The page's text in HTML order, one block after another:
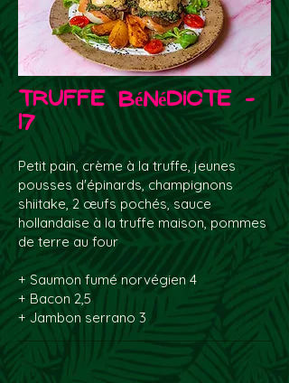
Truffe Bénédicte -
17
Petit pain, crème à la truffe, jeunes
pousses d'épinards, champignons
shiitake, 2 œufs pochés, sauce
hollandaise à la truffe maison, pommes
de terre au four
+ Saumon fumé norvégien 4
+ Bacon 2,5
+ Jambon serrano 3